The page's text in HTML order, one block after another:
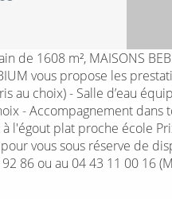
de 1608 m², MAISONS
vous propose les
au choix) - Salle d’eau
- Accompagnement
l'égout plat proche école
vous sous réserve de
92 86 ou au 04 43 11 00 16